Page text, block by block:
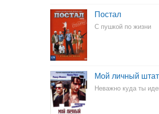
Постал
С пушкой по жизни
Мой личный
Неважно куда ты